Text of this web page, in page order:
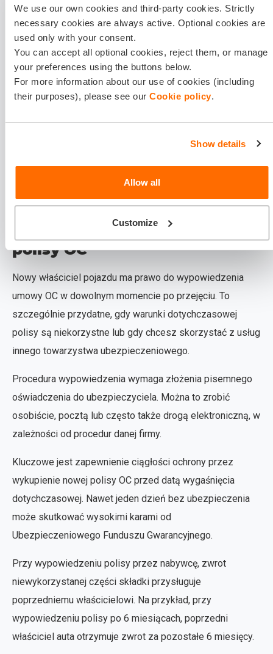
We use our own cookies and third-party cookies. Strictly
necessary cookies are always active. Optional cookies are
used only with your consent.
You can accept all optional cookies, reject them, or manage
your preferences using the buttons below.
For more information about our use of cookies (including
their purposes), please see our Cookie policy.
Show details
Allow all
Customize
Sprzedawca pozostaje współodpowiedzialny
do momentu zgłoszenia zbycia
Możliwość wypowiedzenia umowy w celu
uniknięcia dalszych płatności
Konieczność wykupienia nowej polisy przy
Jeśli nie chcesz przejmować rat, możesz wypowiedzieć
przejętą polisę i wykupić nową na własnych warunkach.
Pamiętaj jednak o zapewnieniu ciągłości ochrony
ubezpieczeniowej.
Wypowiedzenie przejętej
polisy OC
Nowy właściciel pojazdu ma prawo do wypowiedzenia
umowy OC w dowolnym momencie po przejęciu. To
szczególnie przydatne, gdy warunki dotychczasowej
polisy są niekorzystne lub gdy chcesz skorzystać z usług
innego towarzystwa ubezpieczeniowego.
Procedura wypowiedzenia wymaga złożenia pisemnego
oświadczenia do ubezpieczyciela. Można to zrobić
osobiście, pocztą lub często także drogą elektroniczną, w
zależności od procedur danej firmy.
Kluczowe jest zapewnienie ciągłości ochrony przez
wykupienie nowej polisy OC przed datą wygaśnięcia
dotychczasowej. Nawet jeden dzień bez ubezpieczenia
może skutkować wysokimi karami od
Ubezpieczeniowego Funduszu Gwarancyjnego.
Przy wypowiedzeniu polisy przez nabywcę, zwrot
niewykorzystanej części składki przysługuje
poprzedniemu właścicielowi. Na przykład, przy
wypowiedzeniu polisy po 6 miesiącach, poprzedni
właściciel auta otrzymuje zwrot za pozostałe 6 miesięcy.